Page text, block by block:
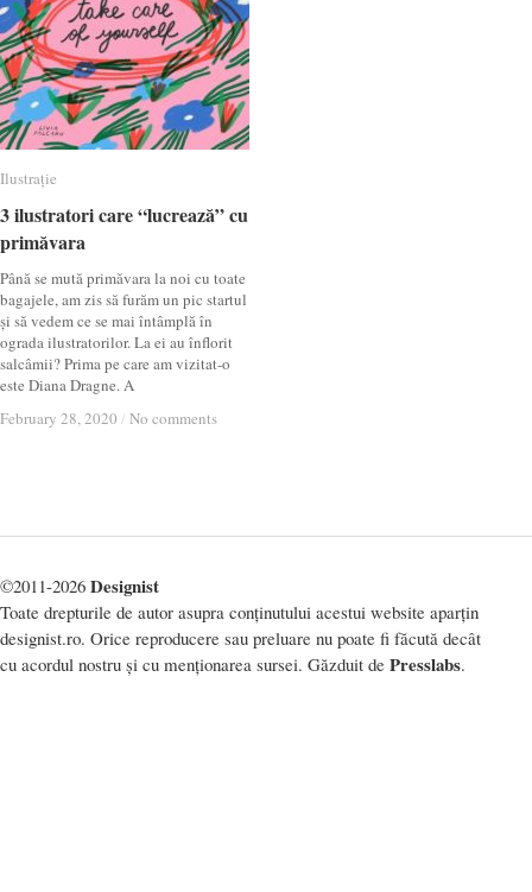
Ilustrație
3 ilustratori care “lucrează” cu
primăvara
Până se mută primăvara la noi cu toate
bagajele, am zis să furăm un pic startul
și să vedem ce se mai întâmplă în
ograda ilustratorilor. La ei au înflorit
salcâmii? Prima pe care am vizitat-o
este Diana Dragne. A
February 28, 2020 / No comments
Ilustrație
3 ilustratori care “lucrează” cu
primăvara
February 28, 2020 / No comments
©2011-2026 Designist
Toate drepturile de autor asupra conținutului acestui website aparțin
designist.ro. Orice reproducere sau preluare nu poate fi făcută decât
cu acordul nostru și cu menționarea sursei. Găzduit de Presslabs.